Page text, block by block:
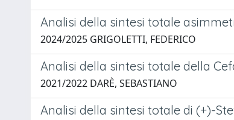
Analisi della sintesi totale
2024/2025 GRIGOLETTI, FEDERICO
Analisi della sintesi totale della
2021/2022 DARÈ, SEBASTIANO
Analisi della sintesi totale di (+)-